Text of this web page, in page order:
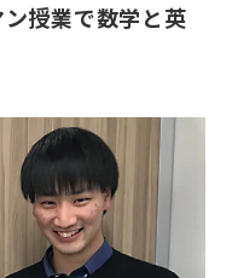
授業で数学と英